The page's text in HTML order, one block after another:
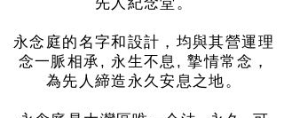
永念庭的名字和設計，均與其營運理
念一脈相承, 永生不息, 摯情常念，
為先人締造永久安息之地。